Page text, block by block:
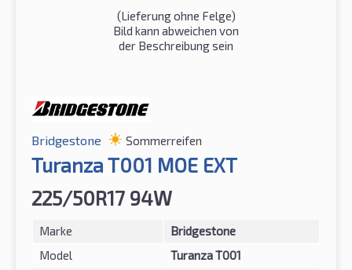
(Lieferung ohne Felge)
Bild kann abweichen von
der Beschreibung sein
Bridgestone Sommerreifen
Turanza T001 MOE EXT
225/50R17 94W
Marke
Bridgestone
Model
Turanza T001